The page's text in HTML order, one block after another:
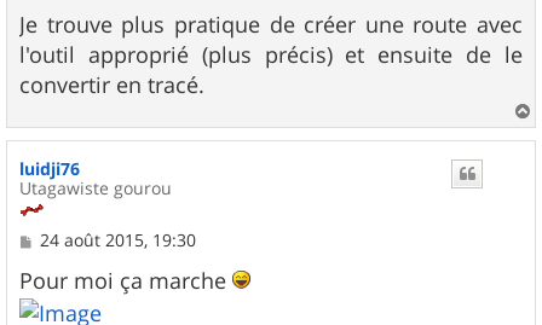
g
e
Je trouve plus pratique de créer une route avec
l'outil approprié (plus précis) et ensuite de le
convertir en tracé.
a
luidji76
Utagawiste gourou
M
s
s
a
24 août 2015, 19:30
Pour moi ça marche